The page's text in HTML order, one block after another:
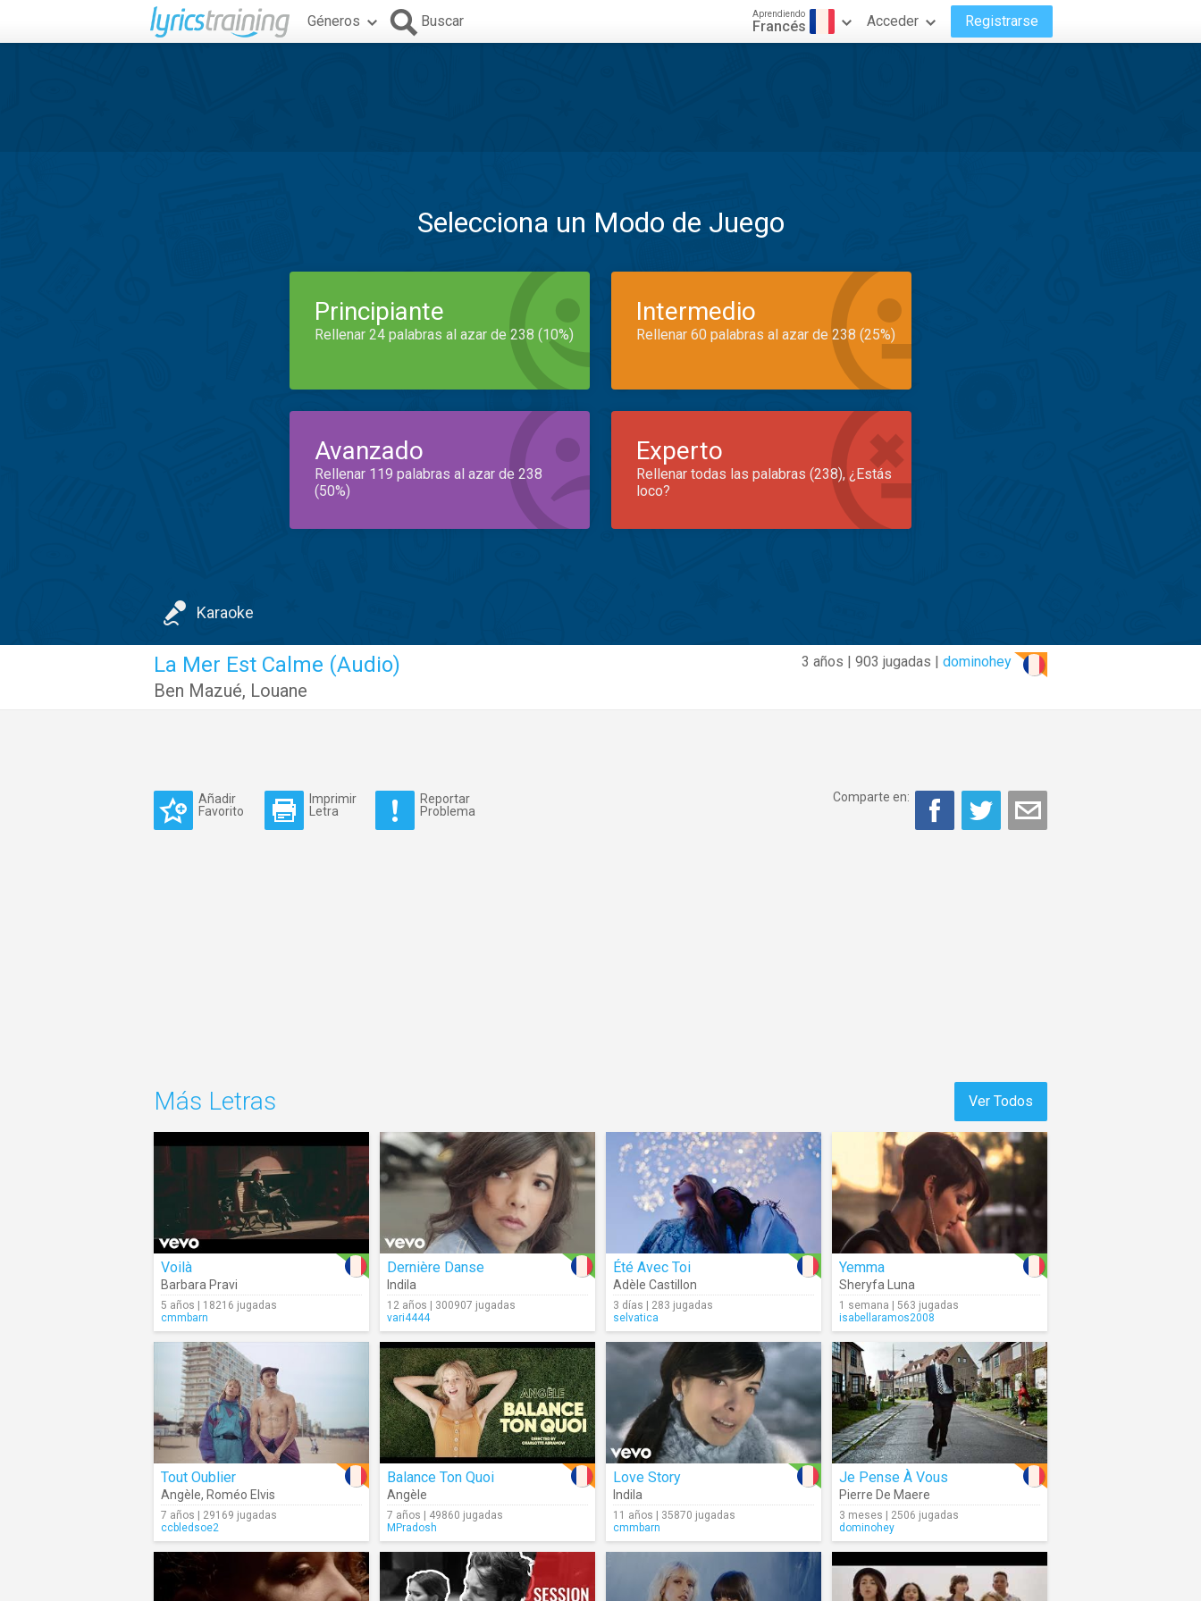
Géneros Buscar Aprendiendo
Francés Acceder Registrarse
Selecciona un Modo de Juego
Principiante
Rellenar 24 palabras al azar de 238 (10%)
Intermedio
Rellenar 60 palabras al azar de 238 (25%)
Avanzado
Rellenar 119 palabras al azar de 238
(50%)
Experto
Rellenar todas las palabras (238), ¿Estás
loco?
Karaoke
3 años | 903 jugadas | dominohey
La Mer Est Calme (Audio)
Ben Mazué, Louane
Añadir
Favorito
Imprimir
Letra
Reportar
Problema
Comparte en:
Ver Todos
Más Letras
Voilà
Barbara Pravi
5 años | 18216 jugadas
cmmbarn
Dernière Danse
Indila
12 años | 300907 jugadas
vari4444
Été Avec Toi
Adèle Castillon
3 días | 283 jugadas
selvatica
Yemma
Sheryfa Luna
1 semana | 563 jugadas
isabellaramos2008
Tout Oublier
Angèle, Roméo Elvis
7 años | 29169 jugadas
ccbledsoe2
Balance Ton Quoi
Angèle
7 años | 49860 jugadas
MPradosh
Love Story
Indila
11 años | 35870 jugadas
cmmbarn
Je Pense À Vous
Pierre De Maere
3 meses | 2506 jugadas
dominohey